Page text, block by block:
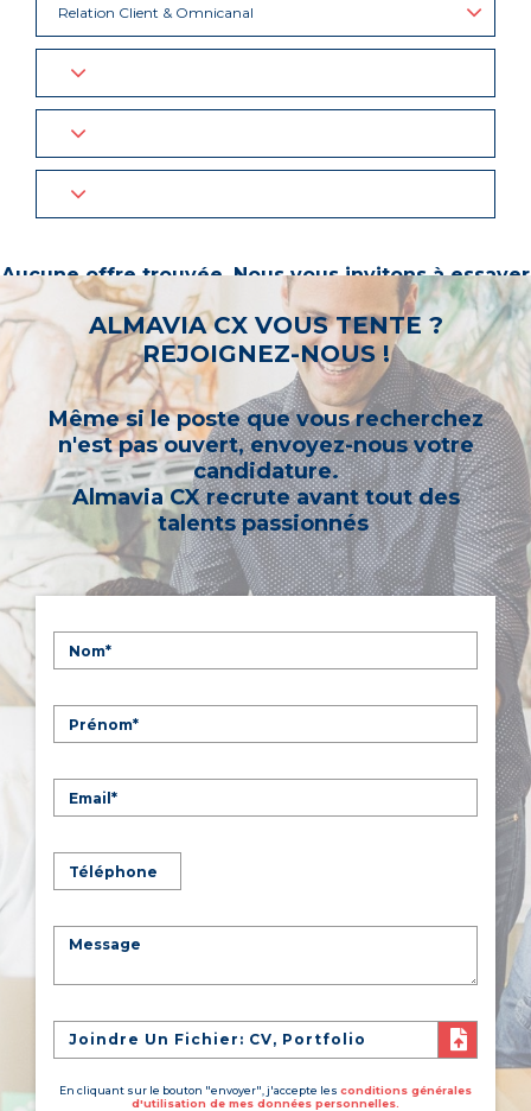
Relation Client & Omnicanal
Aucune offre trouvée. Nous vous invitons à essayer
d’autres mots-clés ou à sélectionner un « métier ».
ALMAVIA CX VOUS TENTE ?
REJOIGNEZ-NOUS !
Même si le poste que vous recherchez
n'est pas ouvert, envoyez-nous votre
candidature.
Almavia CX recrute avant tout des
talents passionnés
Joindre Un Fichier: CV, Portfolio
En cliquant sur le bouton "envoyer", j'accepte les conditions générales
d'utilisation de mes données personnelles.